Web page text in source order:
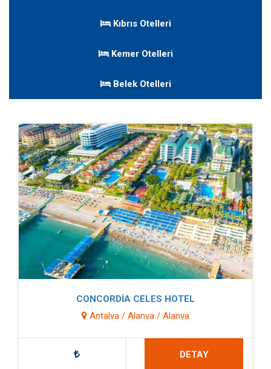
Kıbrıs Otelleri
Kemer Otelleri
Belek Otelleri
CONCORDİA CELES HOTEL
Antalya / Alanya / Alanya
DETAY